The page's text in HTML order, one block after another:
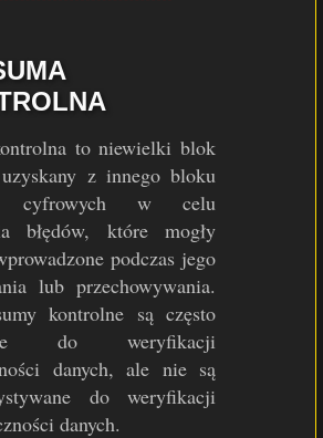
to niewielki blok
z innego bloku
cyfrowych w celu
błędów, które mogły
podczas jego
lub przechowywania.
kontrolne są często
do weryfikacji
danych, ale nie są
do weryfikacji
danych.